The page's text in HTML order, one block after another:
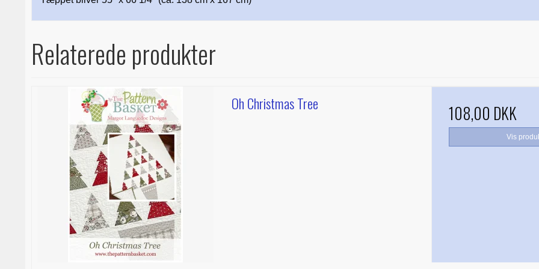
Relaterede produkter
Oh Christmas Tree 108,00 DKK
Vis